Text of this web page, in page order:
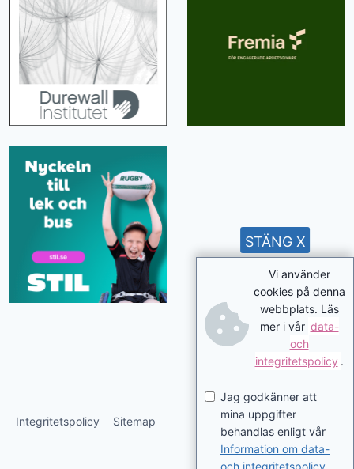
Integritetspolicy Sitemap
Vi använder
cookies på denna
webbplats. Läs
mer i vår data-
och
integritetspolicy .
Jag godkänner att
mina uppgifter
behandlas enligt vår
Information om data-
och integritetspolicy
STÄNG X